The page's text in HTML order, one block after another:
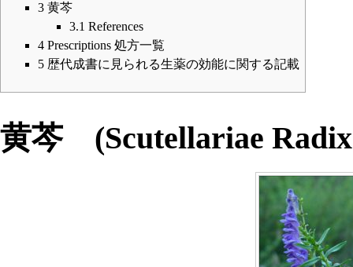
3 黄芩
3.1 References
4 Prescriptions 処方一覧
5 歴代成書に見られる生薬の効能に関する記載
黄芩 (Scutellariae